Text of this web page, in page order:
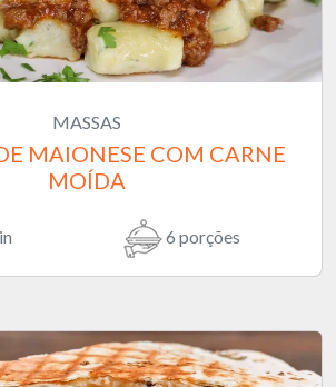
MASSAS
MAIONESE COM CARNE
MOÍDA
6 porções